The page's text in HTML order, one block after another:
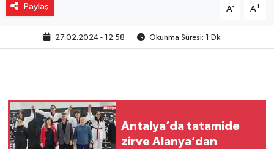
Paylaş A- A+
27.02.2024 - 12:58 Okunma Süresi: 1 Dk
Antalya’da tatamide
zirve Alanya’dan